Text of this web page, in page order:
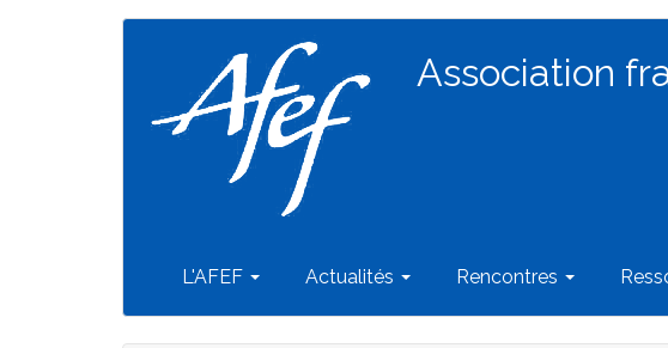
Association
Navigation
principale
L'AFEF Actualités Rencontres